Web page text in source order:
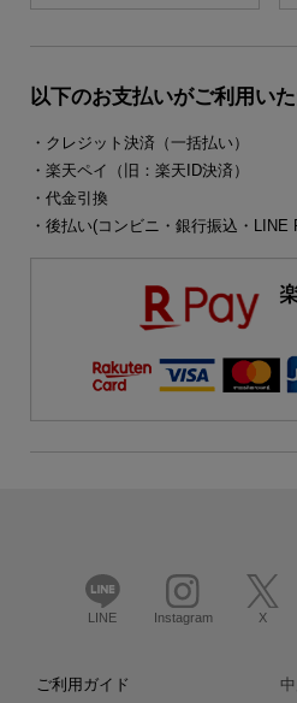
以下のお支払いがご利用い
・クレジット決済（一括払い）
・楽天ペイ（旧：楽天ID決済）
・代金引換
・後払い(コンビニ・銀行振込・LINE
LINE Instagram X
ご利用ガイド